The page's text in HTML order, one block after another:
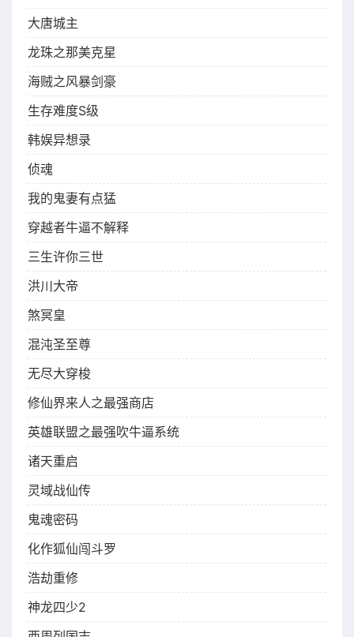
大唐城主
龙珠之那美克星
海贼之风暴剑豪
生存难度S级
韩娱异想录
侦魂
我的鬼妻有点猛
穿越者牛逼不解释
三生许你三世
洪川大帝
煞冥皇
混沌圣至尊
无尽大穿梭
修仙界来人之最强商店
英雄联盟之最强吹牛逼系统
诸天重启
灵域战仙传
鬼魂密码
化作狐仙闯斗罗
浩劫重修
神龙四少2